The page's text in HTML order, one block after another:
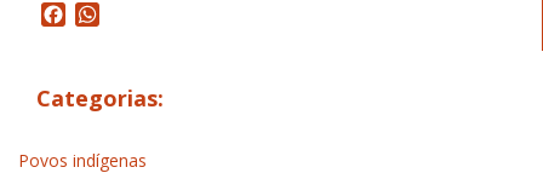
Facebook
Categorias:
Povos indígenas